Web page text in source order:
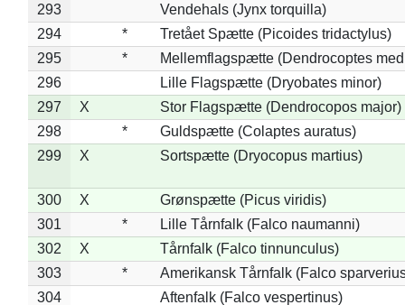
293
Vendehals (Jynx torquilla)
294
*
Tretået Spætte (Picoides tridactylus)
295
*
Mellemflagspætte (Dendrocoptes
296
Lille Flagspætte (Dryobates minor)
297
X
Stor Flagspætte (Dendrocopos major)
298
*
Guldspætte (Colaptes auratus)
299
X Sortspætte (Dryocopus martius)
300 X
Grønspætte (Picus viridis)
301
*
Lille Tårnfalk (Falco naumanni)
302
X
Tårnfalk (Falco tinnunculus)
303
*
Amerikansk Tårnfalk (Falco
304
Aftenfalk (Falco vespertinus)